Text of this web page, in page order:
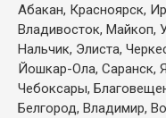
Абакан, Красноярск,
Владивосток, Майкоп,
Нальчик, Элиста,
Йошкар-Ола, Саранск,
Чебоксары,
Белгород, Владимир,